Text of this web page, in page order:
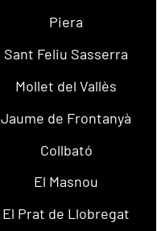
Piera
Sant Feliu Sasserra
Mollet del Vallès
Jaume de Frontanyà
Collbató
El Masnou
El Prat de Llobregat